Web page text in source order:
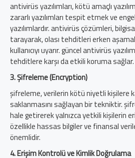
antivirüs yazılımları, kötü amaçlı
zararlı yazılımları tespit etmek ve
yazılımlardır. antivirüs çözümleri,
tarayarak, olası tehditleri erken
kullanıcıyı uyarır. güncel antivirüs
tehditlere karşı da etkili koruma sağlar.
3. Şifreleme (Encryption)
şifreleme, verilerin kötü niyetli kişilere
saklanmasını sağlayan bir tekniktir.
hale getirerek yalnızca yetkili kişilerin
özellikle hassas bilgiler ve finansal
önemlidir.
4. Erişim Kontrolü ve Kimlik Doğrulama